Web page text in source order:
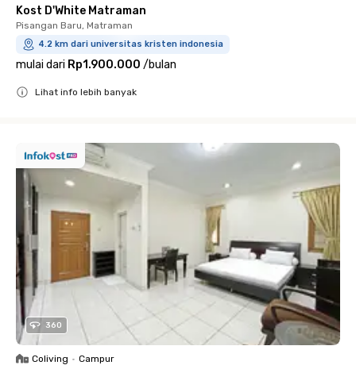
Kost D'White Matraman
Pisangan Baru, Matraman
4.2 km dari universitas kristen indonesia
mulai dari Rp1.900.000 /bulan
Lihat info lebih banyak
360
Coliving • Campur